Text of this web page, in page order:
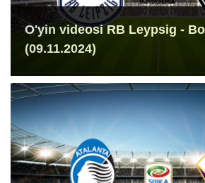
O'yin videosi RB Leypsig -
(09.11.2024)